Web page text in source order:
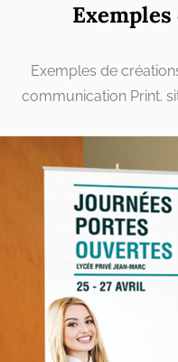
Exemples de
communication Print.